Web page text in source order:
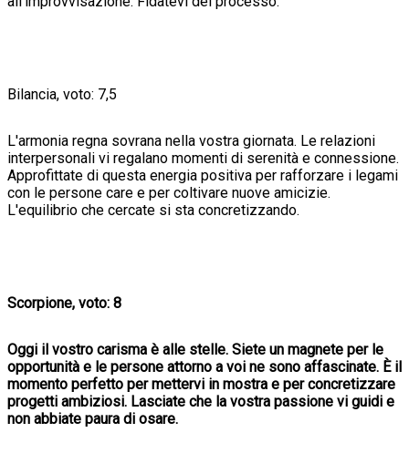
Bilancia, voto: 7,5
L'armonia regna sovrana nella vostra giornata. Le relazioni
interpersonali vi regalano momenti di serenità e connessione.
Approfittate di questa energia positiva per rafforzare i legami
con le persone care e per coltivare nuove amicizie.
L'equilibrio che cercate si sta concretizzando.
Scorpione, voto: 8
Oggi il vostro carisma è alle stelle. Siete un magnete per le
opportunità e le persone attorno a voi ne sono affascinate. È il
momento perfetto per mettervi in mostra e per concretizzare
progetti ambiziosi. Lasciate che la vostra passione vi guidi e
non abbiate paura di osare.